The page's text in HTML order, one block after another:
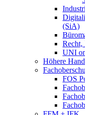
(SiA)
Recht,
UNI
Höhere
FOS